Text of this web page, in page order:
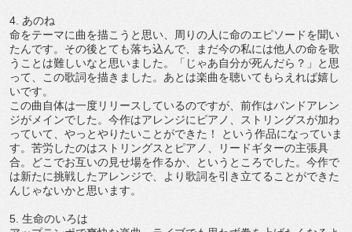
4. あのね
命をテーマに曲を描こうと思い、周りの人に命のエピソードを聞い
たんです。その後とても落ち込んで、まだ今の私には他人の命を歌
うことは難しいなと思いました。「じゃあ自分が死んだら？」と思
って、この歌詞を描きました。あとは楽曲を聴いてもらえれば嬉し
いです。
この曲自体は一度リリースしているのですが、前作はバンドアレン
ジがメインでした。今作はアレンジにピアノ、ストリングスが加わ
っていて、やっとやりたいことができた！ という作品になっていま
す。苦労したのはストリングスとピアノ、リードギターの主張具
合。どこでお互いの見せ場を作るか、というところでした。今作で
は新たに挑戦したアレンジで、より歌詞を引き立てることができた
んじゃないかと思います。
5. 生命のいろは